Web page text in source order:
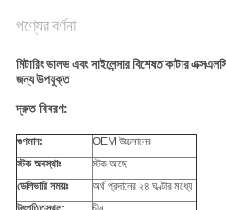
পণ্যের বর্ণনা
মিটারিং ভালভ এবং সাইলেন্সার বিশেষত কাটার
জন্য উপযুক্ত
দ্রুত বিবরণ:
গুণমান:
OEM উচ্চমানের
স্টক অবস্থাঃ
স্টক আছে
ডেলিভারি সময়ঃ
অর্থ প্রদানের ২৪ ঘণ্টার মধ্যে